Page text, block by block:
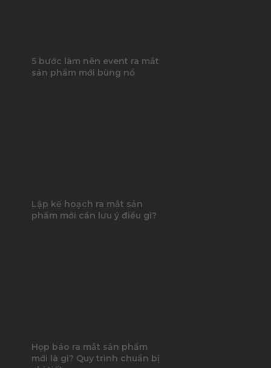
5 bước làm nên event ra mắt
sản phẩm mới bùng nổ
Lập kế hoạch ra mắt sản
phẩm mới cần lưu ý điều gì?
Họp báo ra mắt sản phẩm
mới là gì? Quy trình chuẩn bị